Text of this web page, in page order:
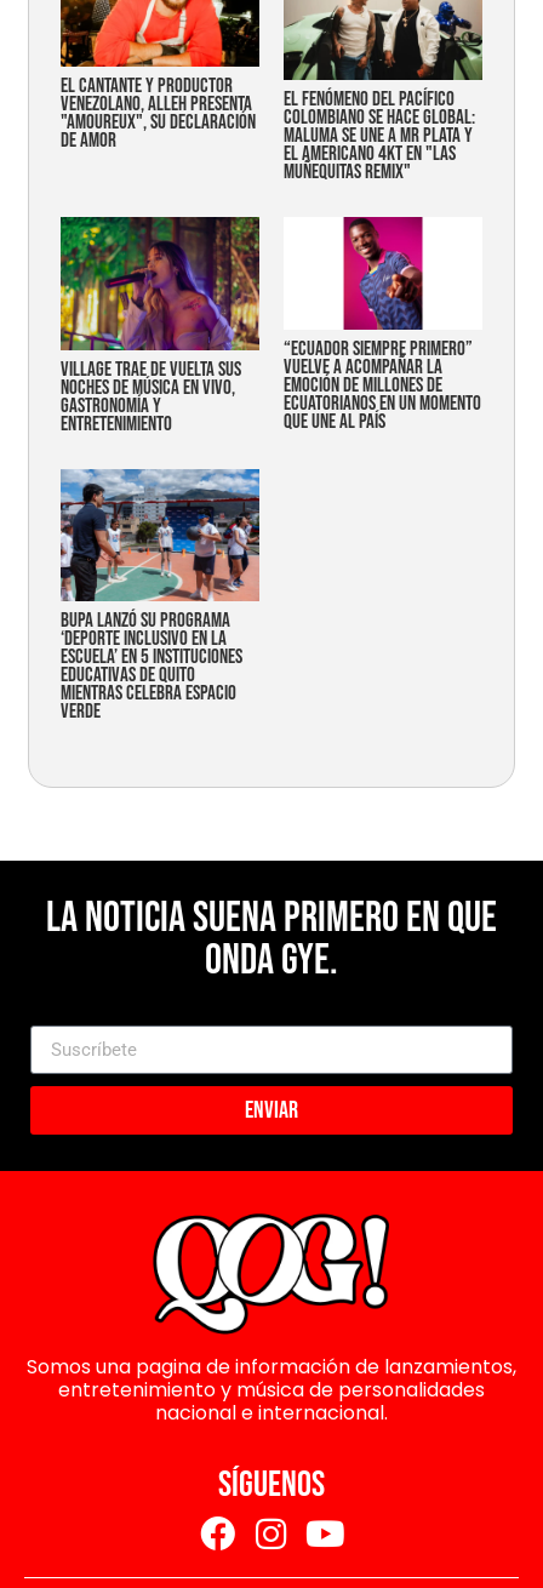
EL CANTANTE Y PRODUCTOR
VENEZOLANO, ALLEH PRESENTA
"AMOUREUX", SU DECLARACIÓN
DE AMOR
EL FENÓMENO DEL PACÍFICO
COLOMBIANO SE HACE GLOBAL:
MALUMA SE UNE A MR PLATA Y
EL AMERICANO 4KT EN "LAS
MUÑEQUITAS REMIX"
Village trae de vuelta sus
noches de música en vivo,
gastronomía y
entretenimiento
“Ecuador siempre primero”
vuelve a acompañar la
emoción de millones de
ecuatorianos en un momento
que une al país
Bupa lanzó su programa
‘Deporte Inclusivo en la
Escuela’ en 5 instituciones
educativas de Quito
mientras celebra espacio
verde
La noticia suena primero en Que
Onda Gye.
Enviar
Somos una pagina de información de lanzamientos,
entretenimiento y música de personalidades
nacional e internacional.
SÍGUENOS